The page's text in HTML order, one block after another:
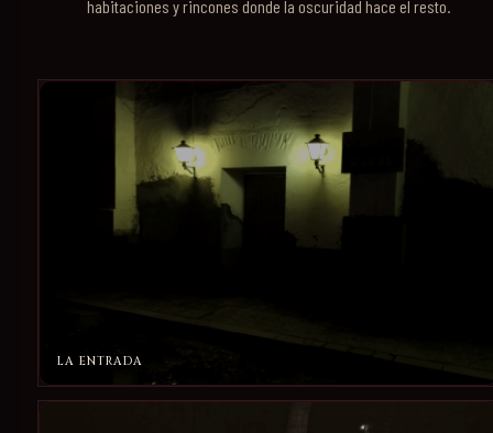
habitaciones y rincones donde la oscuridad hace el resto.
LA ENTRADA